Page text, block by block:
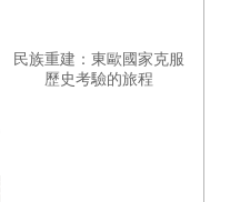
民族重建：東歐國家克服
歷史考驗的旅程